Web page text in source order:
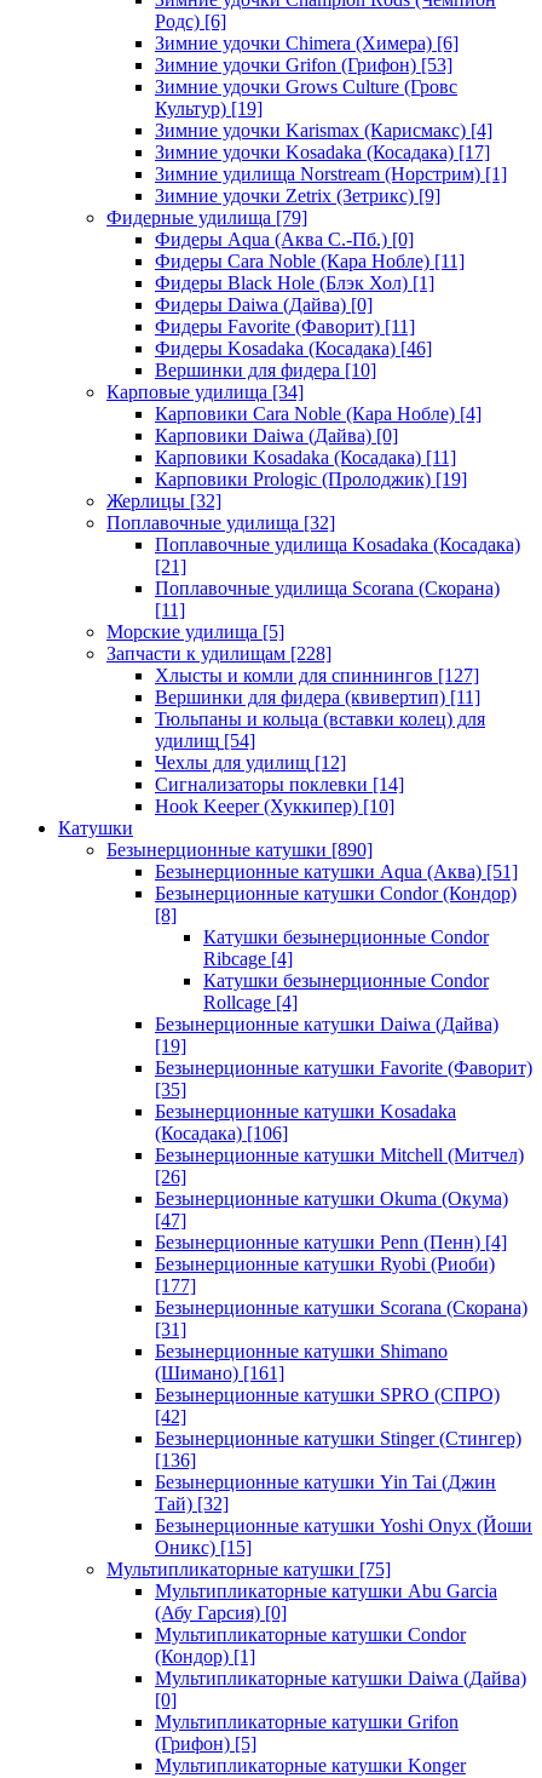
Родс) [6]
Зимние удочки Chimera (Химера) [6]
Зимние удочки Grifon (Грифон) [53]
Зимние удочки Grows Culture (Гровс
Культур) [19]
Зимние удочки Karismax (Карисмакс) [4]
Зимние удочки Kosadaka (Косадака) [17]
Зимние удилища Norstream (Норстрим) [1]
Зимние удочки Zetrix (Зетрикс) [9]
Фидерные удилища [79]
Фидеры Aqua (Аква С.-Пб.) [0]
Фидеры Cara Noble (Кара Нобле) [11]
Фидеры Black Hole (Блэк Хол) [1]
Фидеры Daiwa (Дайва) [0]
Фидеры Favorite (Фаворит) [11]
Фидеры Kosadaka (Косадака) [46]
Вершинки для фидера [10]
Карповые удилища [34]
Карповики Cara Noble (Кара Нобле) [4]
Карповики Daiwa (Дайва) [0]
Карповики Kosadaka (Косадака) [11]
Карповики Prologic (Пролоджик) [19]
Жерлицы [32]
Поплавочные удилища [32]
Поплавочные удилища Kosadaka (Косадака)
[21]
Поплавочные удилища Scorana (Скорана)
[11]
Морские удилища [5]
Запчасти к удилищам [228]
Хлысты и комли для спиннингов [127]
Вершинки для фидера (квивертип) [11]
Тюльпаны и кольца (вставки колец) для
удилищ [54]
Чехлы для удилищ [12]
Сигнализаторы поклевки [14]
Hook Keeper (Хуккипер) [10]
Катушки
Безынерционные катушки [890]
Безынерционные катушки Aqua (Аква) [51]
Безынерционные катушки Condor (Кондор)
[8]
Катушки безынерционные Condor
Ribcage [4]
Катушки безынерционные Condor
Rollcage [4]
Безынерционные катушки Daiwa (Дайва)
[19]
Безынерционные катушки Favorite (Фаворит)
[35]
Безынерционные катушки Kosadaka
(Косадака) [106]
Безынерционные катушки Mitchell (Митчел)
[26]
Безынерционные катушки Okuma (Окума)
[47]
Безынерционные катушки Penn (Пенн) [4]
Безынерционные катушки Ryobi (Риоби)
[177]
Безынерционные катушки Scorana (Скорана)
[31]
Безынерционные катушки Shimano
(Шимано) [161]
Безынерционные катушки SPRO (СПРО)
[42]
Безынерционные катушки Stinger (Стингер)
[136]
Безынерционные катушки Yin Tai (Джин
Тай) [32]
Безынерционные катушки Yoshi Onyx (Йоши
Оникс) [15]
Мультипликаторные катушки [75]
Мультипликаторные катушки Abu Garcia
(Абу Гарсия) [0]
Мультипликаторные катушки Condor
(Кондор) [1]
Мультипликаторные катушки Daiwa (Дайва)
[0]
Мультипликаторные катушки Grifon
(Грифон) [5]
Мультипликаторные катушки Konger